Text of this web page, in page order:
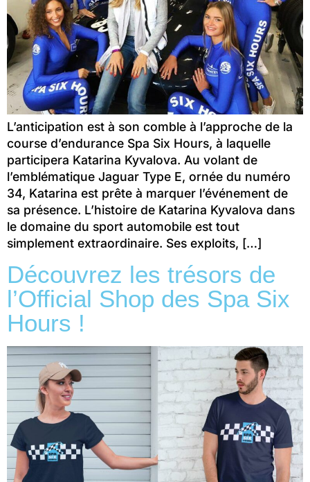
L’anticipation est à son comble à l’approche de la
course d’endurance Spa Six Hours, à laquelle
participera Katarina Kyvalova. Au volant de
l’emblématique Jaguar Type E, ornée du numéro
34, Katarina est prête à marquer l’événement de
sa présence. L’histoire de Katarina Kyvalova dans
le domaine du sport automobile est tout
simplement extraordinaire. Ses exploits, […]
Découvrez les trésors de
l’Official Shop des Spa Six
Hours !